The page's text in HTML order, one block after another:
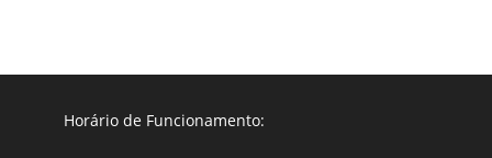
Horário de Funcionamento: